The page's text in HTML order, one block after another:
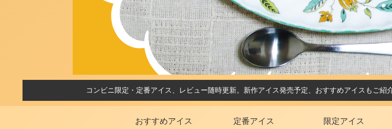
コンビニ限定・定番アイス、レビュー随時更新。新作アイス発売予定、おすすめアイスもご紹
おすすめアイス 定番アイス 限定アイス